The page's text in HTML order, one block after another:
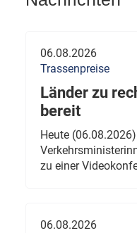
06.08.2026
Trassenpreise
Länder zu
bereit
Heute
zu einer
06.08.2026